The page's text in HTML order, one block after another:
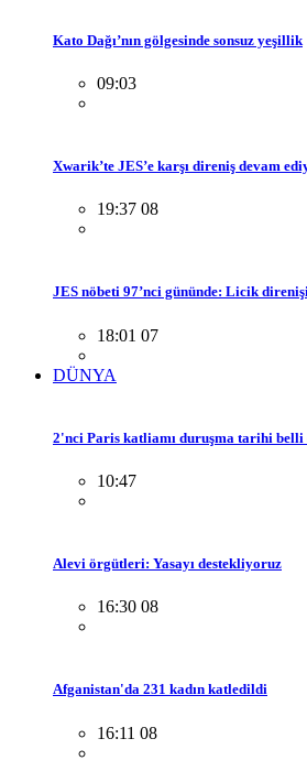
Kato Dağı’nın gölgesinde sonsuz yeşillik
09:03
Xwarik’te JES’e karşı direniş devam
19:37 08
JES nöbeti 97’nci gününde: Licik
18:01 07
DÜNYA
2'nci Paris katliamı duruşma tarihi belli
10:47
Alevi örgütleri: Yasayı destekliyoruz
16:30 08
Afganistan'da 231 kadın katledildi
16:11 08